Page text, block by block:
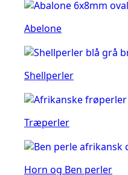
Abelone
Shellperler
Træperler
Horn og Ben perler